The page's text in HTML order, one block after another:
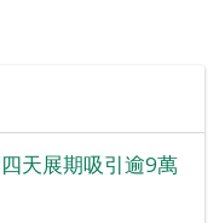
天展期吸引逾9萬